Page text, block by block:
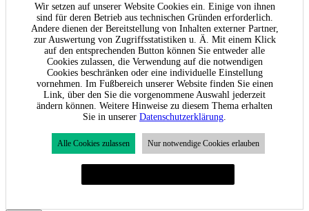
Wir setzen auf unserer Website Cookies ein. Einige von ihnen
sind für deren Betrieb aus technischen Gründen erforderlich.
Andere dienen der Bereitstellung von Inhalten externer Partner,
zur Auswertung von Zugriffsstatistiken u. Ä. Mit einem Klick
auf den entsprechenden Button können Sie entweder alle
Cookies zulassen, die Verwendung auf die notwendigen
Cookies beschränken oder eine individuelle Einstellung
vornehmen. Im Fußbereich unserer Website finden Sie einen
Link, über den Sie die vorgenommene Auswahl jederzeit
ändern können. Weitere Hinweise zu diesem Thema erhalten
Sie in unserer Datenschutzerklärung
Alle Cookies zulassen Nur notwendige Cookies erlauben